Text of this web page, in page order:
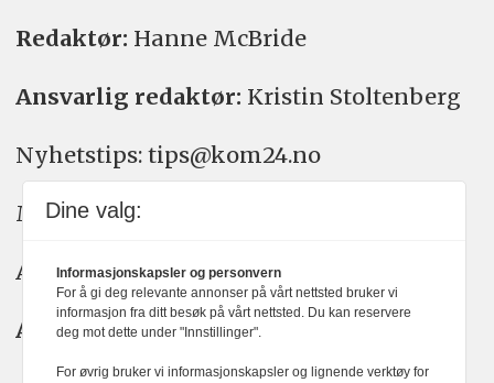
Redaktør: Hanne McBride
Ansvarlig redaktør: Kristin Stoltenberg
Nyhetstips: tips@kom24.no
Meninger: meninger@kom24.no
Annonse: annonse@watchmedia.no
Abonnement:kom24@watchmedia.no
Dine valg:
Informasjonskapsler og personvern
For å gi deg relevante annonser på vårt nettsted bruker vi
informasjon fra ditt besøk på vårt nettsted. Du kan reservere
deg mot dette under "Innstillinger".
For øvrig bruker vi informasjonskapsler og lignende verktøy for